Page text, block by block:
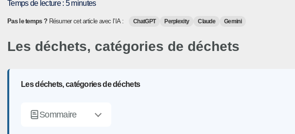
Temps de lecture : 5minutes
Pas le temps ? Résumer cet article avec l’IA : ChatGPT Perplexity Claude Gemini
Les déchets, catégories de déchets
Les déchets, catégories de déchets
Sommaire